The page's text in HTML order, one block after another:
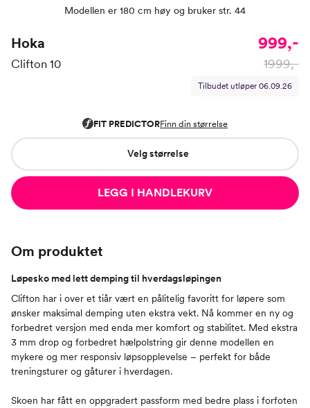
Modellen er 180 cm høy og bruker str. 44
Hoka
Clifton 10
999,-
1999,-
Tilbudet utløper 06.09.26
Velg størrelse
LEGG I HANDLEKURV
Om produktet
Løpesko med lett demping til hverdagsløpingen
Clifton har i over et tiår vært en pålitelig favoritt for løpere som
ønsker maksimal demping uten ekstra vekt. Nå kommer en ny og
forbedret versjon med enda mer komfort og stabilitet. Med ekstra
3 mm drop og forbedret hælpolstring gir denne modellen en
mykere og mer responsiv løpsopplevelse – perfekt for både
treningsturer og gåturer i hverdagen.
Skoen har fått en oppgradert passform med bedre plass i forfoten